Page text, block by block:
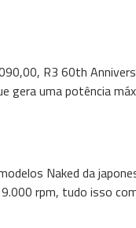
R3 60th
uma potência
Naked da
rpm, tudo isso